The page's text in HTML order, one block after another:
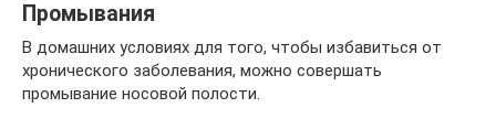
Промывания
В домашних условиях для того, чтобы избавиться от
хронического заболевания, можно совершать
промывание носовой полости.